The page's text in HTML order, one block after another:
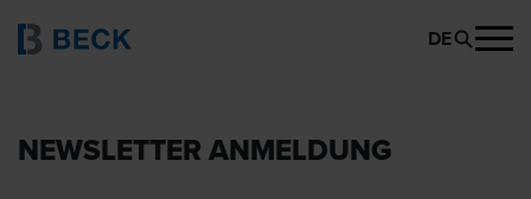
DE
NEWSLETTER ANMELDUNG